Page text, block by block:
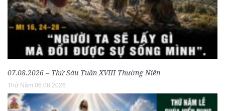
07.08.2026 – Thứ Sáu Tuần XVIII Thường Niên
Thứ Năm 06.08.2026